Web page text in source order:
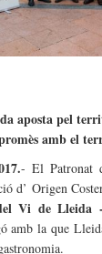
aposta pel
amb el
- El Patronat
d’ Origen
Vi de Lleida
amb la que